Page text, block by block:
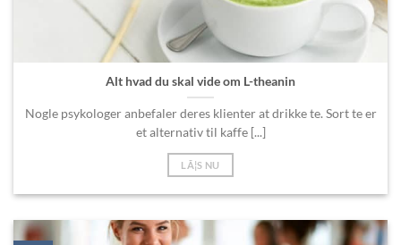
Alt hvad du skal vide om L-theanin
Nogle psykologer anbefaler deres klienter at drikke te. Sort te er
et alternativ til kaffe [...]
LÃ¦S NU